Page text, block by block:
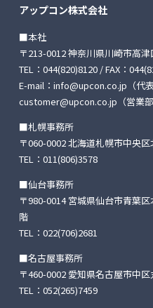
アップコン株式会社
■本社
〒213-0012 神奈川県川崎市高
TEL： 044(820)8120/ FAX：
E-mail： info@upcon.co.jp （代
customer@upcon.co.jp （営業
■札幌事務所
〒060-0002 北海道札幌市中央
TEL： 011(806)3578
■仙台事務所
〒980-0014 宮城県仙台市青葉
階
TEL： 022(706)2681
■名古屋事務所
〒460-0002 愛知県名古屋市中
TEL： 052(265)7459